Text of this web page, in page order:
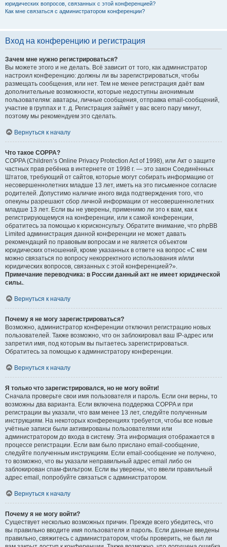
юридических вопросов, связанных с этой конференцией?
Как мне связаться с администратором конференции?
Вход на конференцию и регистрация
Зачем мне нужно регистрироваться?
Вы можете этого и не делать. Всё зависит от того, как администратор
настроил конференцию: должны ли вы зарегистрироваться, чтобы
размещать сообщения, или нет. Тем не менее регистрация даёт вам
дополнительные возможности, которые недоступны анонимным
пользователям: аватары, личные сообщения, отправка email-сообщений,
участие в группах и т. д. Регистрация займёт у вас всего пару минут,
поэтому мы рекомендуем это сделать.
Вернуться к началу
Что такое COPPA?
COPPA (Children’s Online Privacy Protection Act of 1998), или Акт о защите
частных прав ребёнка в интернете от 1998 г. — это закон Соединённых
Штатов, требующий от сайтов, которые могут собирать информацию от
несовершеннолетних младше 13 лет, иметь на это письменное согласие
родителей. Допустимо наличие иного вида подтверждения того, что
опекуны разрешают сбор личной информации от несовершеннолетних
младше 13 лет. Если вы не уверены, применимо ли это к вам, как к
регистрирующемуся на конференции, или к самой конференции,
обратитесь за помощью к юрисконсульту. Обратите внимание, что phpBB
Limited администрация данной конференции не может давать
рекомендаций по правовым вопросам и не является объектом
юридических отношений, кроме указанных в ответе на вопрос «С кем
можно связаться по вопросу некорректного использования и/или
юридических вопросов, связанных с этой конференцией?».
Примечание переводчика: в России данный акт не имеет юридической
силы..
Вернуться к началу
Почему я не могу зарегистрироваться?
Возможно, администратор конференции отключил регистрацию новых
пользователей. Также возможно, что он заблокировал ваш IP-адрес или
запретил имя, под которым вы пытаетесь зарегистрироваться.
Обратитесь за помощью к администратору конференции.
Вернуться к началу
Я только что зарегистрировался, но не могу войти!
Сначала проверьте свои имя пользователя и пароль. Если они верны, то
возможны два варианта. Если включена поддержка COPPA и при
регистрации вы указали, что вам менее 13 лет, следуйте полученным
инструкциям. На некоторых конференциях требуется, чтобы все новые
учётные записи были активированы пользователями или
администратором до входа в систему. Эта информация отображается в
процессе регистрации. Если вам было прислано email-сообщение,
следуйте полученным инструкциям. Если email-сообщение не получено,
то возможно, что вы указали неправильный адрес email либо он
заблокирован спам-фильтром. Если вы уверены, что ввели правильный
адрес email, попробуйте связаться с администратором.
Вернуться к началу
Почему я не могу войти?
Существует несколько возможных причин. Прежде всего убедитесь, что
вы правильно вводите имя пользователя и пароль. Если данные введены
правильно, свяжитесь с администратором, чтобы проверить, не был ли